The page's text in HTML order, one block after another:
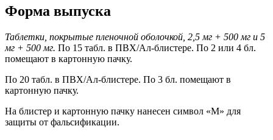
Форма выпуска
Таблетки, покрытые пленочной оболочкой, 2,5 мг + 500 мг и 5
мг + 500 мг. По 15 табл. в ПВХ/Ал-блистере. По 2 или 4 бл.
помещают в картонную пачку.
По 20 табл. в ПВХ/Ал-блистере. По 3 бл. помещают в
картонную пачку.
На блистер и картонную пачку нанесен символ «М» для
защиты от фальсификации.